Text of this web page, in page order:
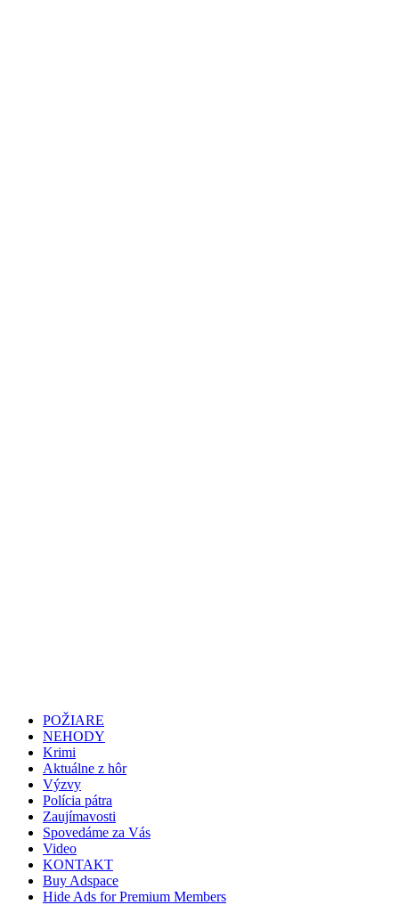
POŽIARE
NEHODY
Krimi
Aktuálne z hôr
Výzvy
Polícia pátra
Zaujímavosti
Spovedáme za Vás
Video
KONTAKT
Buy Adspace
Hide Ads for Premium Members